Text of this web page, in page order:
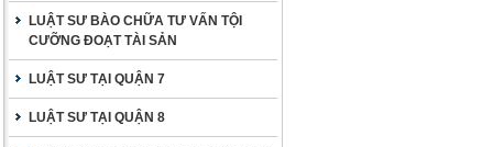
LUẬT SƯ BÀO CHỮA TƯ VẤN TỘI
CƯỠNG ĐOẠT TÀI SẢN
LUẬT SƯ TẠI QUẬN 7
LUẬT SƯ TẠI QUẬN 8